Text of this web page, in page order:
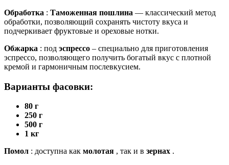
Обработка : Таможенная пошлина — классический метод
обработки, позволяющий сохранять чистоту вкуса и
подчеркивает фруктовые и ореховые нотки.
Обжарка : под эспрессо – специально для приготовления
эспрессо, позволяющего получить богатый вкус с плотной
кремой и гармоничным послевкусием.
Варианты фасовки:
80 г
250 г
500 г
1 кг
Помол : доступна как молотая , так и в зернах .